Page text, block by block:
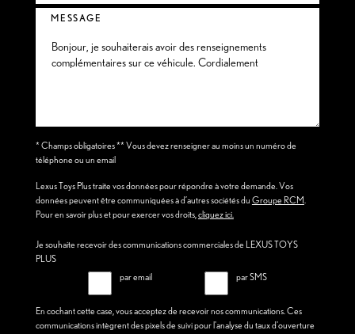
MESSAGE
* Champs obligatoires ** Vous devez renseigner au moins un numéro de
téléphone ou un email
Lexus Toys Plus traite vos données pour répondre à votre demande. Vos
données peuvent être communiquées à d’autres sociétés du Groupe RCM
Pour en savoir plus et pour exercer vos droits, cliquez ici.
Je souhaite recevoir des communications commerciales de LEXUS TOYS
PLUS
par email
par SMS
En cochant cette case, vous acceptez de recevoir nos communications. Ces
communications intègrent des pixels de suivi pour l'analyse du taux d'ouverture